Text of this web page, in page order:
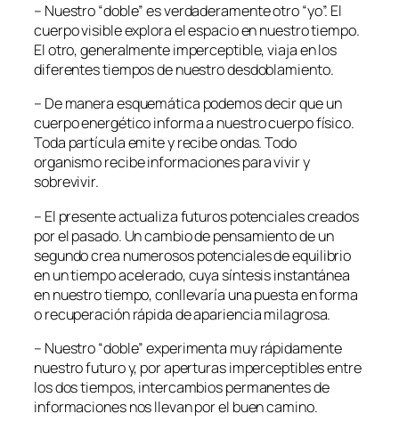
– Nuestro “doble” es verdaderamente otro “yo”. El
cuerpo visible explora el espacio en nuestro tiempo.
El otro, generalmente imperceptible, viaja en los
diferentes tiempos de nuestro desdoblamiento.
– De manera esquemática podemos decir que un
cuerpo energético informa a nuestro cuerpo físico.
Toda partícula emite y recibe ondas. Todo
organismo recibe informaciones para vivir y
sobrevivir.
– El presente actualiza futuros potenciales creados
por el pasado. Un cambio de pensamiento de un
segundo crea numerosos potenciales de equilibrio
en un tiempo acelerado, cuya síntesis instantánea
en nuestro tiempo, conllevaría una puesta en forma
o recuperación rápida de apariencia milagrosa.
– Nuestro “doble” experimenta muy rápidamente
nuestro futuro y, por aperturas imperceptibles entre
los dos tiempos, intercambios permanentes de
informaciones nos llevan por el buen camino.